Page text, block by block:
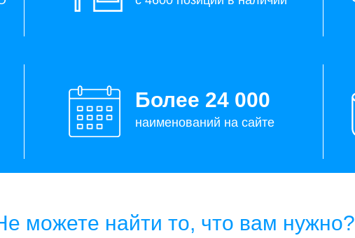
Более 24 000
наименований на сайте
можете найти то, что вам нужно?